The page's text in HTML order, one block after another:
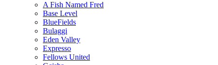
A Fish Named Fred
Base Level
BlueFields
Bulaggi
Eden Valley
Expresso
Fellows United